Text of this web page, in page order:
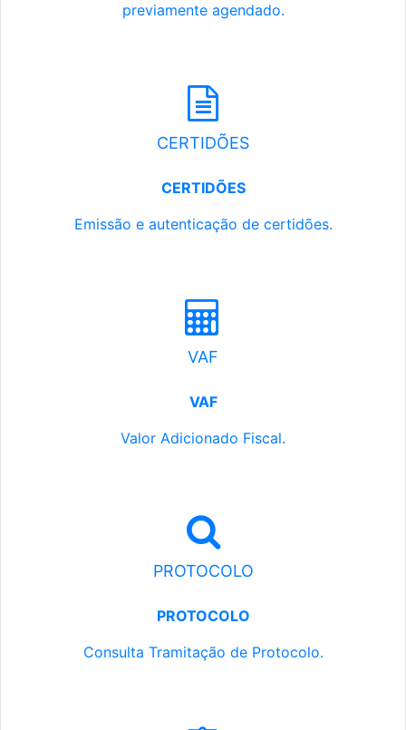
previamente agendado.
CERTIDÕES
CERTIDÕES
Emissão e autenticação de certidões.
VAF
VAF
Valor Adicionado Fiscal.
PROTOCOLO
PROTOCOLO
Consulta Tramitação de Protocolo.